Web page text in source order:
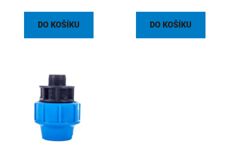
DO KOŠÍKU DO KOŠÍKU